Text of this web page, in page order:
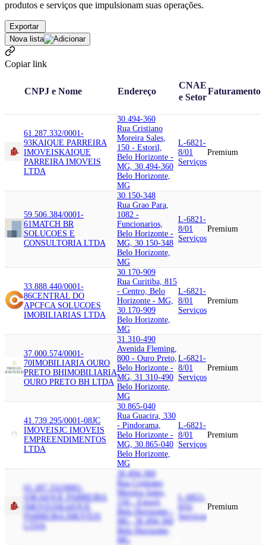
produtos e serviços que impulsionam suas operações.
Exportar
Nova lista
Copiar link
CNPJ e Nome Endereço
CNAE
e Setor
Faturamento
61.287.332/0001-
93KAIQUE PARREIRA
IMOVEISKAIQUE
PARREIRA IMOVEIS
LTDA
30.494-360
Rua Cristiano
Moreira Sales,
150 - Estoril,
Belo Horizonte -
MG, 30.494-360
Belo Horizonte,
MG
L-6821-
8/01
Serviços
Premium
59.506.384/0001-
61 MATCH BR
SOLUCOES E
CONSULTORIA LTDA
30.150-348
Rua Grao Para,
1082 -
Funcionarios,
Belo Horizonte -
MG, 30.150-348
Belo Horizonte,
MG
L-6821-
8/01
Serviços
Premium
33.888.440/0001-
86CENTRAL DO
APCFCA SOLUCOES
IMOBILIARIAS LTDA
30.170-909
Rua Curitiba, 815
- Centro, Belo
Horizonte - MG,
30.170-909
Belo Horizonte,
MG
L-6821-
8/01
Serviços
Premium
37.000.574/0001-
70IMOBILIARIA OURO
PRETO BHIMOBILIARIA
OURO PRETO BH LTDA
31.310-490
Avenida Fleming,
800 - Ouro Preto,
Belo Horizonte -
MG, 31.310-490
Belo Horizonte,
MG
L-6821-
8/01
Serviços
Premium
41.739.295/0001-08JC
IMOVEISJC IMOVEIS
EMPREENDIMENTOS
LTDA
30.865-040
Rua Guacira, 330
- Pindorama,
Belo Horizonte -
MG, 30.865-040
Belo Horizonte,
MG
L-6821-
8/01
Serviços
Premium
61.287.332/0001-
KAIQUE PARREIRA
IMOVEIS KAIQUE
PARREIRA IMOVEIS
30.494-360
Rua Cristiano
Moreira Sales,
150 - Estoril,
Belo Horizonte -
MG, 30.494-360
Belo Horizonte,
MG
L-6821-
Serviços
Premium